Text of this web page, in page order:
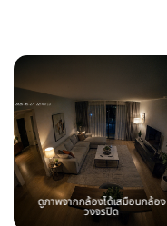
ดูภาพจากกล้องได้เสมือนกล้อง
วงจรปิด